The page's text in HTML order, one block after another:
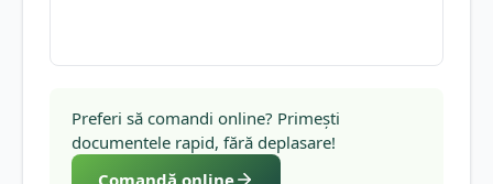
Preferi să comandi online? Primești
documentele rapid, fără deplasare!
Comandă online